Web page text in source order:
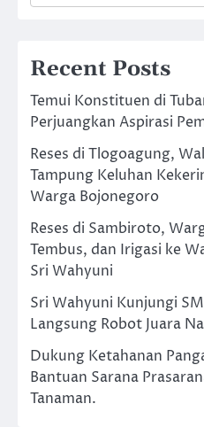
Recent Posts
Temui Konstituen di
Perjuangkan Aspirasi
Reses di Tlogoagung,
Tampung Keluhan
Warga Bojonegoro
Reses di Sambiroto,
Tembus, dan Irigasi ke
Sri Wahyuni
Sri Wahyuni Kunjungi
Langsung Robot Juara
Dukung Ketahanan
Bantuan Sarana
Tanaman.